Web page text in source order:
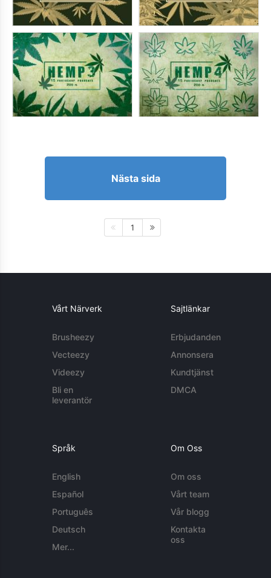
Nästa sida
1
Vårt Närverk
Brusheezy
Vecteezy
Videezy
Bli en
leverantör
Sajtlänkar
Erbjudanden
Annonsera
Kundtjänst
DMCA
Språk
English
Español
Português
Deutsch
Mer...
Om Oss
Om oss
Vårt team
Vår blogg
Kontakta
oss